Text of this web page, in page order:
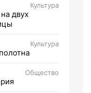
Культура
двух
Культура
Общество